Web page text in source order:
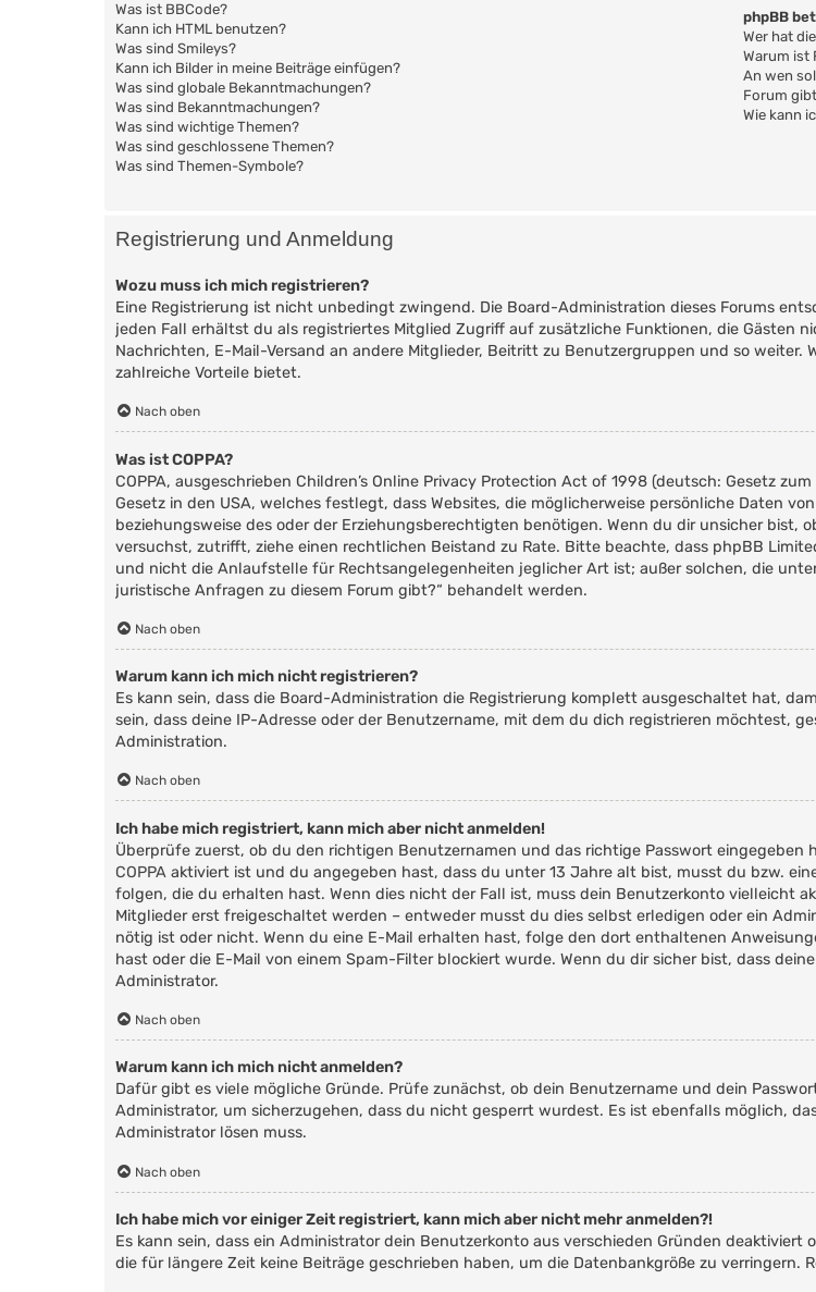
Was ist BBCode?
Kann ich HTML benutzen?
Was sind Smileys?
Kann ich Bilder in meine Beiträge einfügen?
Was sind globale Bekanntmachungen?
Was sind Bekanntmachungen?
Was sind wichtige Themen?
Was sind geschlossene Themen?
Was sind Themen-Symbole?
phpBB
Wer hat
Warum ist
An wen
Forum
Wie kann
Registrierung und Anmeldung
Wozu muss ich mich registrieren?
Eine Registrierung ist nicht unbedingt zwingend. Die Board-Administration dieses Forums
jeden Fall erhältst du als registriertes Mitglied Zugriff auf zusätzliche Funktionen, die Gästen
Nachrichten, E-Mail-Versand an andere Mitglieder, Beitritt zu Benutzergruppen und so
zahlreiche Vorteile bietet.
Nach oben
Was ist COPPA?
COPPA, ausgeschrieben Children’s Online Privacy Protection Act of 1998 (deutsch: Gesetz
Gesetz in den USA, welches festlegt, dass Websites, die möglicherweise persönliche Daten
beziehungsweise des oder der Erziehungsberechtigten benötigen. Wenn du dir unsicher bist,
versuchst, zutrifft, ziehe einen rechtlichen Beistand zu Rate. Bitte beachte, dass phpBB
und nicht die Anlaufstelle für Rechtsangelegenheiten jeglicher Art ist; außer solchen, die
juristische Anfragen zu diesem Forum gibt?“ behandelt werden.
Nach oben
Warum kann ich mich nicht registrieren?
Es kann sein, dass die Board-Administration die Registrierung komplett ausgeschaltet hat,
sein, dass deine IP-Adresse oder der Benutzername, mit dem du dich registrieren möchtest,
Administration.
Nach oben
Ich habe mich registriert, kann mich aber nicht anmelden!
Überprüfe zuerst, ob du den richtigen Benutzernamen und das richtige Passwort eingegeben
COPPA aktiviert ist und du angegeben hast, dass du unter 13 Jahre alt bist, musst du bzw.
folgen, die du erhalten hast. Wenn dies nicht der Fall ist, muss dein Benutzerkonto vielleicht
Mitglieder erst freigeschaltet werden – entweder musst du dies selbst erledigen oder ein
nötig ist oder nicht. Wenn du eine E-Mail erhalten hast, folge den dort enthaltenen
hast oder die E-Mail von einem Spam-Filter blockiert wurde. Wenn du dir sicher bist, dass
Administrator.
Nach oben
Warum kann ich mich nicht anmelden?
Dafür gibt es viele mögliche Gründe. Prüfe zunächst, ob dein Benutzername und dein
Administrator, um sicherzugehen, dass du nicht gesperrt wurdest. Es ist ebenfalls möglich,
Administrator lösen muss.
Nach oben
Ich habe mich vor einiger Zeit registriert, kann mich aber nicht mehr anmelden?!
Es kann sein, dass ein Administrator dein Benutzerkonto aus verschieden Gründen
die für längere Zeit keine Beiträge geschrieben haben, um die Datenbankgröße zu